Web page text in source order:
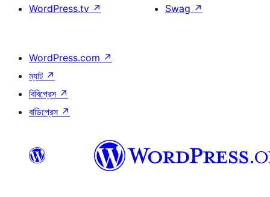
WordPress.tv ↗
Swag ↗
WordPress.com ↗
ম্যাট ↗
বিবিপ্রেস ↗
বাডিপ্রেস ↗